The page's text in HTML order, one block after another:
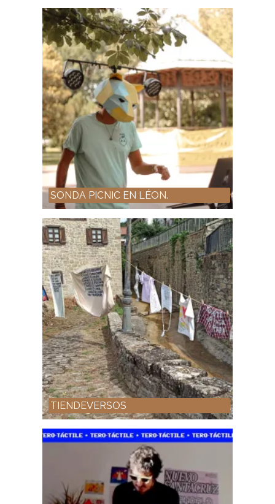
SONDA PICNIC EN LÉON.
TIENDEVERSOS